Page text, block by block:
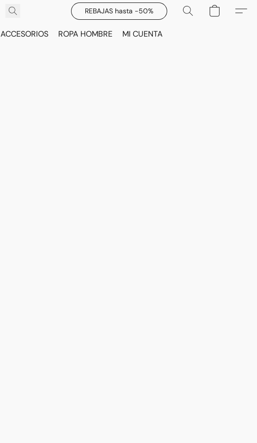
REBAJAS hasta -50%
ACCESORIOS ROPA HOMBRE MI CUENTA